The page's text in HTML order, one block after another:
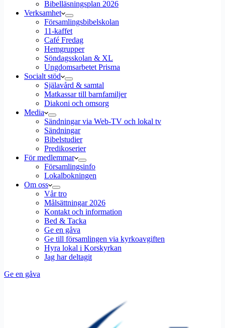
Bibelläsningsplan 2026
Verksamhet
Församlingsbibelskolan
11-kaffet
Café Fredag
Hemgrupper
Söndagsskolan & XL
Ungdomsarbetet Prisma
Socialt stöd
Själavård & samtal
Matkassar till barnfamiljer
Diakoni och omsorg
Media
Sändningar via Web-TV och lokal tv
Sändningar
Bibelstudier
Predikoserier
För medlemmar
Församlingsinfo
Lokalbokningen
Om oss
Vår tro
Målsättningar 2026
Kontakt och information
Bed & Tacka
Ge en gåva
Ge till församlingen via kyrkoavgiften
Hyra lokal i Korskyrkan
Jag har deltagit
Ge en gåva